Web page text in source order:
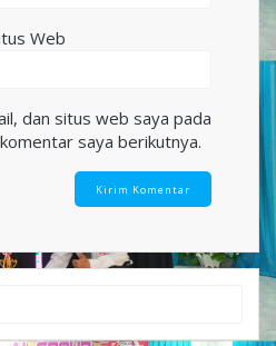
Web
dan situs web saya pada
saya berikutnya.